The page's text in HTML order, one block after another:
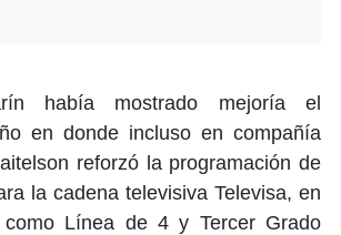
había mostrado mejoría el
en donde incluso en compañía
reforzó la programación de
la cadena televisiva Televisa, en
como Línea de 4 y Tercer Grado